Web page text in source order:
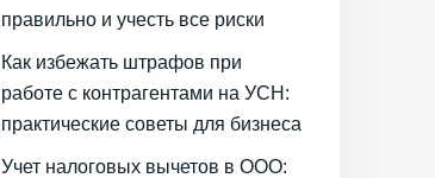
правильно и учесть все риски
Как избежать штрафов при
работе с контрагентами на УСН:
практические советы для бизнеса
Учет налоговых вычетов в ООО: